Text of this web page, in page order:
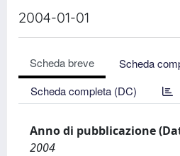
2004-01-01
Scheda breve
Scheda
Scheda completa (DC)
Anno di pubblicazione
2004